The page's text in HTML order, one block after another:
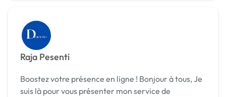
Raja Pesenti
Boostez votre présence en ligne ! Bonjour à tous, Je
suis là pour vous présenter mon service de